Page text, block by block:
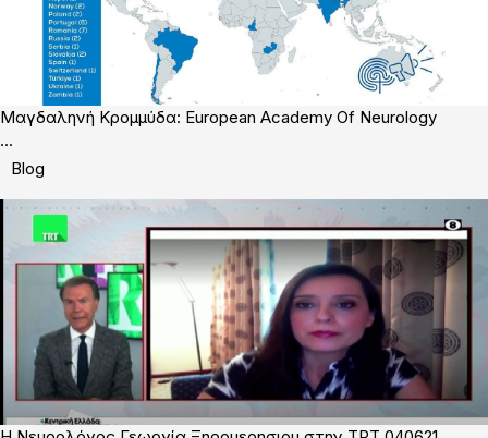
Μαγδαληνή Κρομμύδα: European Academy Of Neurology
...
Blog